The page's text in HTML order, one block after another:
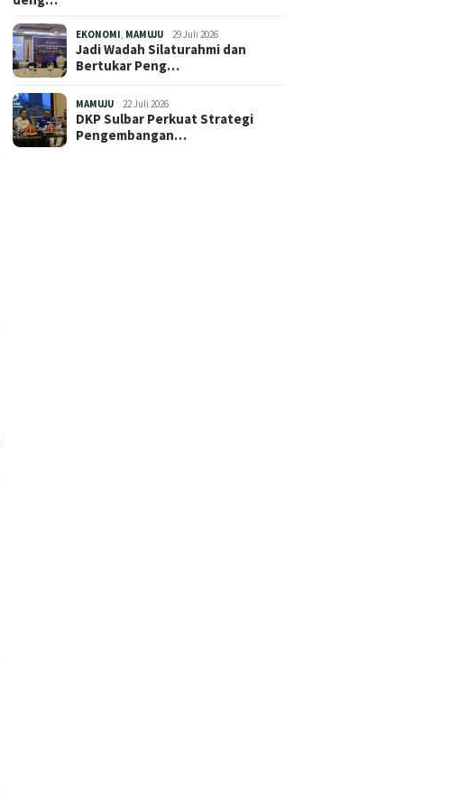
EKONOMI MAMUJU 29 Juli 2026
Jadi Wadah Silaturahmi dan
Bertukar Peng…
MAMUJU 22 Juli 2026
DKP Sulbar Perkuat Strategi
Pengembangan…